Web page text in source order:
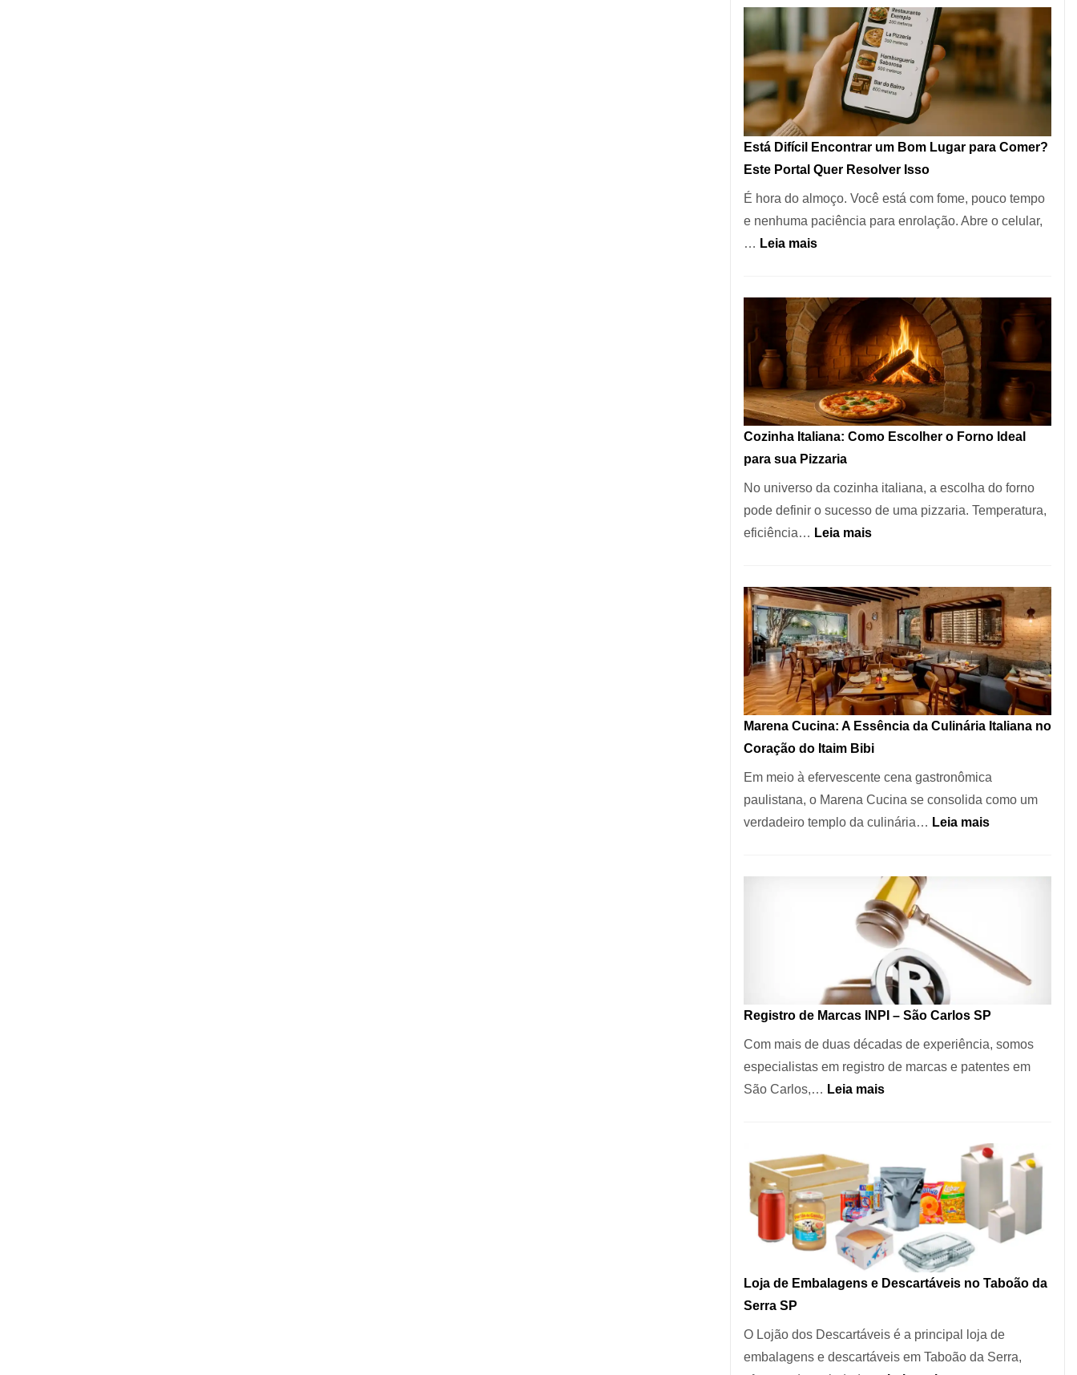
onde
encontrar
e
como
reservar
em
São
Paulo
Está Difícil Encontrar um Bom Lugar para Comer?
Este Portal Quer Resolver Isso
É hora do almoço. Você está com fome, pouco tempo
e nenhuma paciência para enrolação. Abre o celular,
… Leia mais:
Encontrar
um
Bom
Lugar
para
Comer?
Este
Portal
Quer
Resolver
Isso
Cozinha Italiana: Como Escolher o Forno Ideal
para sua Pizzaria
No universo da cozinha italiana, a escolha do forno
pode definir o sucesso de uma pizzaria. Temperatura,
eficiência… Leia mais:
Como
Escolher
o
Forno
Ideal
para
sua
Pizzaria
Marena Cucina: A Essência da Culinária Italiana no
Coração do Itaim Bibi
Em meio à efervescente cena gastronômica
paulistana, o Marena Cucina se consolida como um
verdadeiro templo da culinária… Leia mais:
Culinária
Italiana
do
Itaim
Registro de Marcas INPI – São Carlos SP
Com mais de duas décadas de experiência, somos
especialistas em registro de marcas e patentes em
São Carlos,… Leia mais:
INPI
–
São
Carlos
Loja de Embalagens e Descartáveis no Taboão da
Serra SP
O Lojão dos Descartáveis é a principal loja de
embalagens e descartáveis em Taboão da Serra,